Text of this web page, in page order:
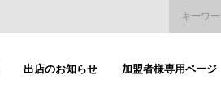
出店のお知らせ 加盟者様専用ページ